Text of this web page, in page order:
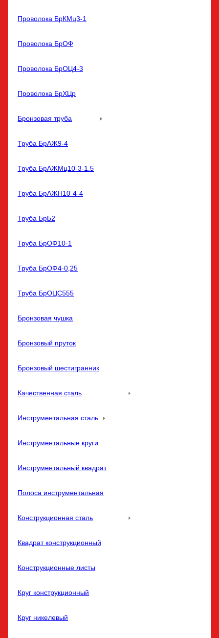
Проволока БрКМц3-1
Проволока БрОФ
Проволока БрОЦ4-3
Проволока БрХЦр
Бронзовая труба
Труба БрАЖ9-4
Труба БрАЖМц10-3-1.5
Труба БрАЖН10-4-4
Труба БрБ2
Труба БрОФ10-1
Труба БрОФ4-0,25
Труба БрОЦС555
Бронзовая чушка
Бронзовый пруток
Бронзовый шестигранник
Качественная сталь
Инструментальная сталь
Инструментальные круги
Инструментальный квадрат
Полоса инструментальная
Конструкционная сталь
Квадрат конструкционный
Конструкционные листы
Круг конструкционный
Круг никелевый